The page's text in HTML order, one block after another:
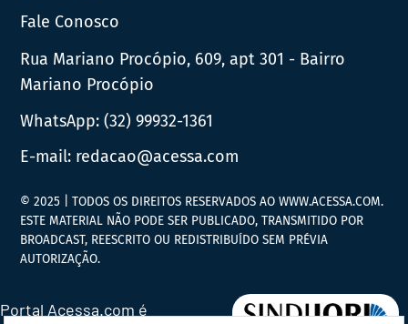
Fale Conosco
Rua Mariano Procópio, 609, apt 301 - Bairro
Mariano Procópio
WhatsApp:(32) 99932-1361
E-mail: redacao@acessa.com
© 2025 | TODOS OS DIREITOS RESERVADOS AO WWW.ACESSA.COM.
ESTE MATERIAL NÃO PODE SER PUBLICADO, TRANSMITIDO POR
BROADCAST, REESCRITO OU REDISTRIBUÍDO SEM PRÉVIA
AUTORIZAÇÃO.
Portal Acessa.com é